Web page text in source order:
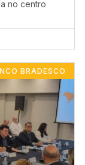
no centro
BRADESCO